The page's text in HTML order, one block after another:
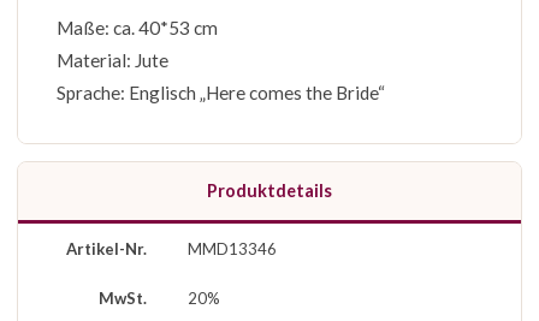
Maße: ca. 40*53 cm
Material: Jute
Sprache: Englisch „Here comes the Bride“
Produktdetails
Artikel-Nr. MMD13346
MwSt. 20%